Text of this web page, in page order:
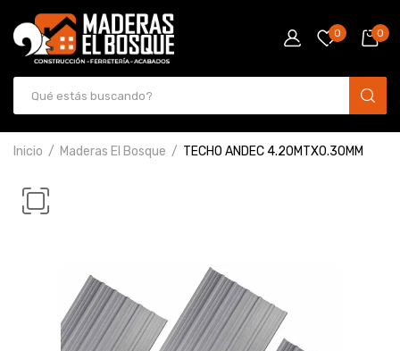
0 0
Inicio Maderas El Bosque TECHO ANDEC 4.20MTX0.30MM